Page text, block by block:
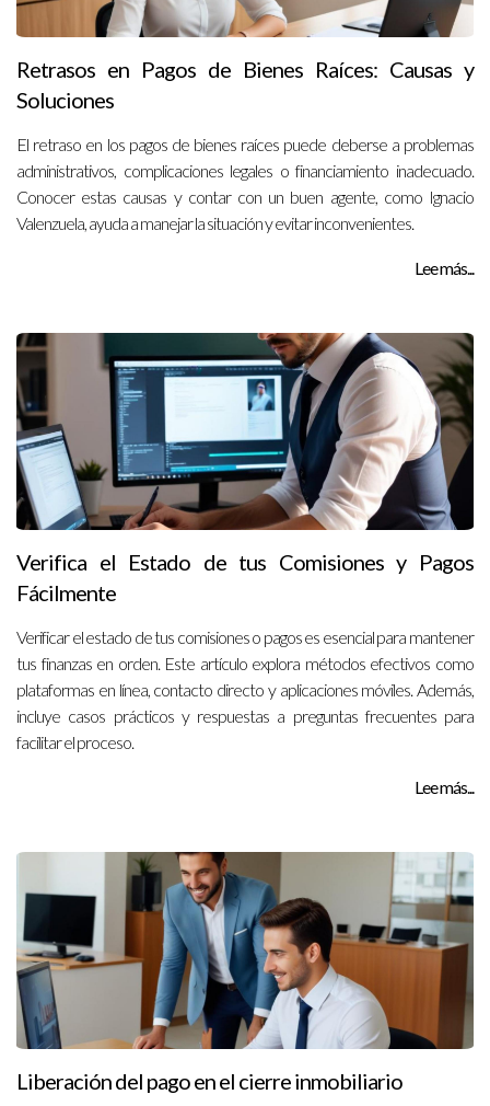
Retrasos en Pagos de Bienes Raíces: Causas y
Soluciones
El retraso en los pagos de bienes raíces puede deberse a problemas
administrativos, complicaciones legales o financiamiento inadecuado.
Conocer estas causas y contar con un buen agente, como Ignacio
Valenzuela, ayuda a manejar la situación y evitar inconvenientes.
Lee más...
Verifica el Estado de tus Comisiones y Pagos
Fácilmente
Verificar el estado de tus comisiones o pagos es esencial para mantener
tus finanzas en orden. Este artículo explora métodos efectivos como
plataformas en línea, contacto directo y aplicaciones móviles. Además,
incluye casos prácticos y respuestas a preguntas frecuentes para
facilitar el proceso.
Lee más...
Liberación del pago en el cierre inmobiliario